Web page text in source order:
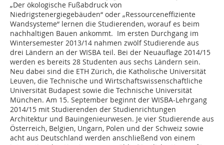
„Der ökologische Fußabdruck von
Niedrigstenergiegebäuden“ oder „Ressourceneffiziente
Wandsysteme“ lernen die Studierenden, worauf es beim
nachhaltigen Bauen ankommt. Im ersten Durchgang im
Wintersemester 2013/14 nahmen zwölf Studierende aus
drei Ländern an der WISBA teil. Bei der Neuauflage 2014/15
werden es bereits 28 Studenten aus sechs Ländern sein.
Neu dabei sind die ETH Zürich, die Katholische Universität
Leuven, die Technische und Wirtschaftswissenschaftliche
Universität Budapest sowie die Technische Universität
München. Am 15. September beginnt der WISBA-Lehrgang
2014/15 mit Studierenden der Studienrichtungen
Architektur und Bauingenieurwesen. Je vier Studierende aus
Österreich, Belgien, Ungarn, Polen und der Schweiz sowie
acht aus Deutschland werden anschließend von einem